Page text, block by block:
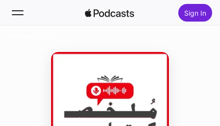
Sign In
Top Charts